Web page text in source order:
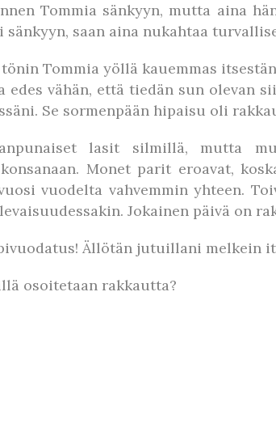
Tommia sänkyyn, mutta aina
saan aina nukahtaa
Tommia yöllä kauemmas
edes vähän, että tiedän sun
Se sormenpään hipaisu oli
lasit silmillä, mutta
Monet parit eroavat,
vuodelta vahvemmin yhteen.
Jokainen päivä on
Ällötän jutuillani melkein
osoitetaan rakkautta?